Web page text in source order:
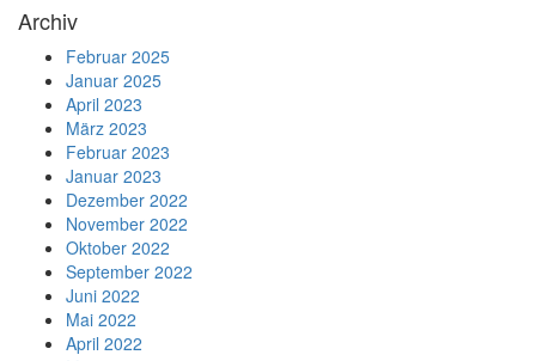
Archiv
Februar 2025
Januar 2025
April 2023
März 2023
Februar 2023
Januar 2023
Dezember 2022
November 2022
Oktober 2022
September 2022
Juni 2022
Mai 2022
April 2022